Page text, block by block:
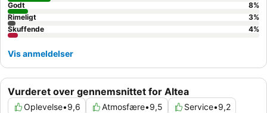
Vurderet over gennemsnittet for Altea
Oplevelse•9,6 Atmosfære•9,5 Service•9,2
Godt
8%
Rimeligt
3%
Skuffende
4%
Vis anmeldelser